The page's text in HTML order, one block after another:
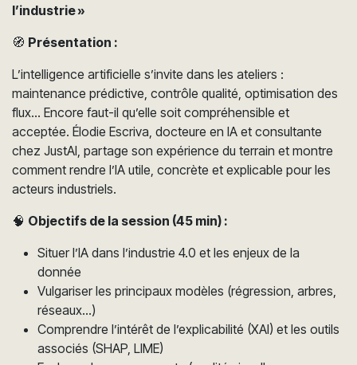
l’industrie »
🧭 Présentation :
L’intelligence artificielle s’invite dans les ateliers :
maintenance prédictive, contrôle qualité, optimisation des
flux… Encore faut-il qu’elle soit compréhensible et
acceptée. Élodie Escriva, docteure en IA et consultante
chez JustAI, partage son expérience du terrain et montre
comment rendre l’IA utile, concrète et explicable pour les
acteurs industriels.
🧠 Objectifs de la session (45 min) :
Situer l’IA dans l’industrie 4.0 et les enjeux de la
donnée
Vulgariser les principaux modèles (régression, arbres,
réseaux…)
Comprendre l’intérêt de l’explicabilité (XAI) et les outils
associés (SHAP, LIME)